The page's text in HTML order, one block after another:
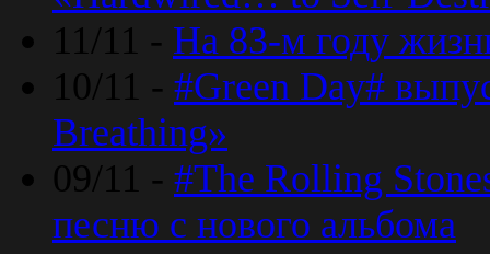
11/11 - На 83-м году
10/11 - #Green Day#
Breathing»
09/11 - #The Rolling
песню с нового альбома